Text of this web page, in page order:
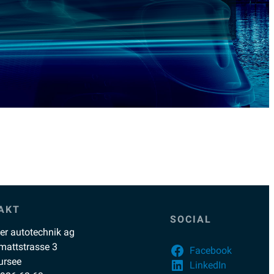
autotechnik ag
3
SOCIAL
Facebook
LinkedIn